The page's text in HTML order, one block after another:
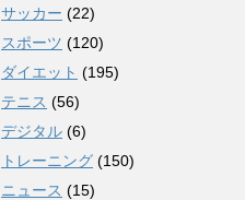
サッカー (22)
スポーツ (120)
ダイエット (195)
テニス (56)
デジタル (6)
トレーニング (150)
ニュース (15)